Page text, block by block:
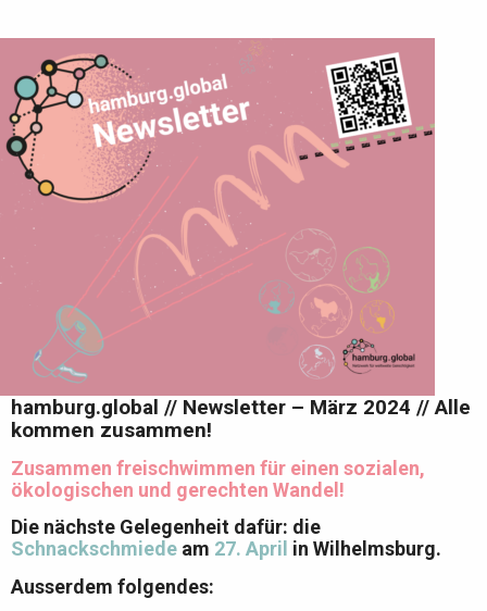
hamburg.global // Newsletter – März 2024 // Alle
kommen zusammen!
Zusammen freischwimmen für einen sozialen,
ökologischen und gerechten Wandel!
Die nächste Gelegenheit dafür: die
Schnackschmiede am 27. April in Wilhelmsburg.
Ausserdem folgendes: